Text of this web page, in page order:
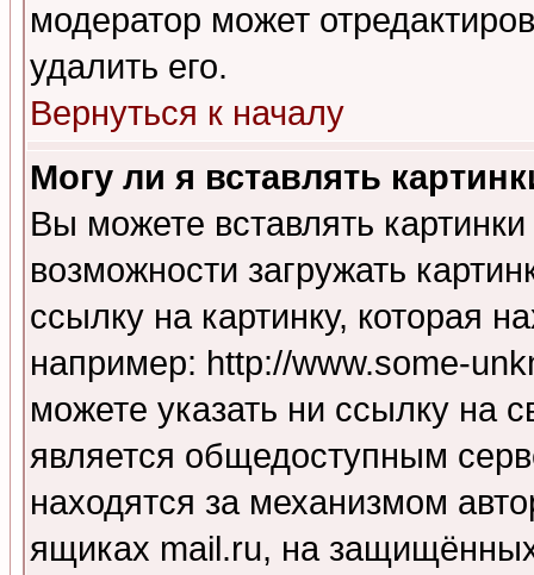
модератор может
удалить его.
Вернуться к началу
Могу ли я вставлять
Вы можете вставлять
возможности загружать
ссылку на картинку, которая
например: http://www.some-
можете указать ни ссылку на
является общедоступным
находятся за механизмом
ящиках mail.ru, на